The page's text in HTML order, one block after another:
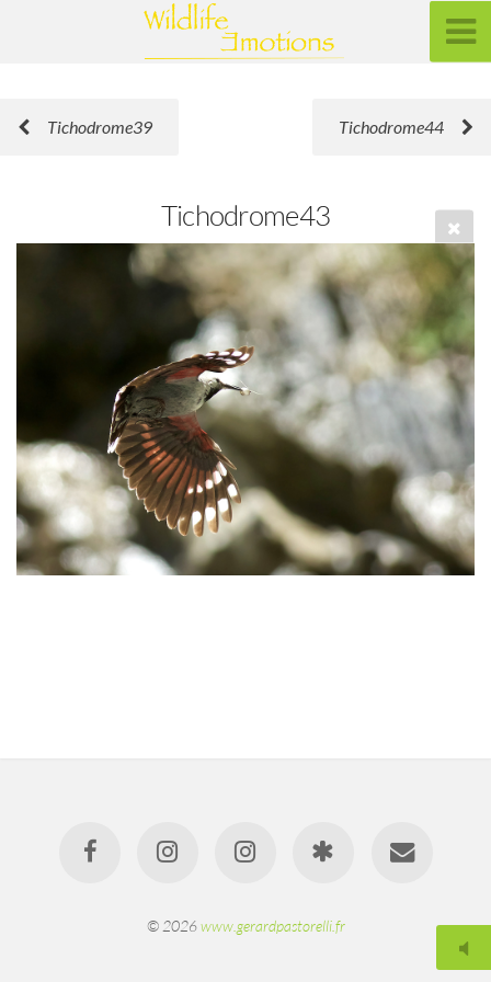
Tichodrome39 Tichodrome44
Tichodrome43
© 2026www.gerardpastorelli.fr